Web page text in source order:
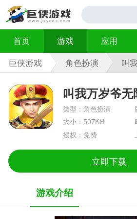
首页 游戏 应用
巨侠游戏
角色扮演
叫
叫我万岁爷无
类型：角色扮演
大小：507KB
授权：免费
立即下载
游戏介绍